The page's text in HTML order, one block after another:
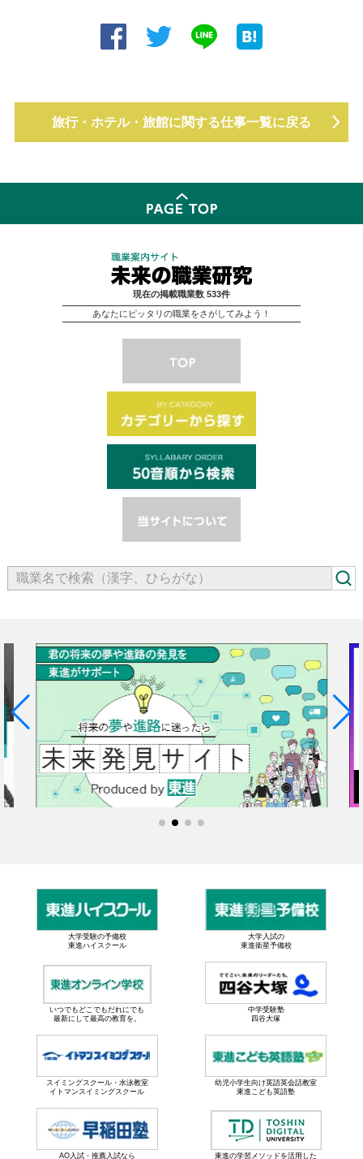
旅行・ホテル・旅館に関する仕事一覧に戻る
現在の掲載職業数 533件
あなたにピッタリの職業をさがしてみよう！
大学受験の予備校
東進ハイスクール
大学入試の
東進衛星予備校
いつでもどこでもだれにでも
最新にして最高の教育を。
中学受験塾
四谷大塚
スイミングスクール・水泳教室
イトマンスイミングスクール
幼児小学生向け英語英会話教室
東進こども英語塾
AO入試・推薦入試なら 東進の学習メソッドを活用した